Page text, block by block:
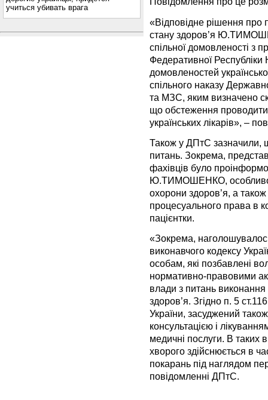
учиться убивать врага
«Відповідне рішення про
стану здоров’я
спільної домовленості з
Федеративної Республіки
домовленостей
спільного наказу
та МЗС, яким визначено
що обстеження
українських лікарів», –
Також у ДПтС зазначили,
питань. Зокрема,
фахівців було
Ю.ТИМОШЕНКО,
охорони здоров’я, а
процесуального права в
пацієнтки.
«Зокрема,
виконавчого кодексу
особам, які позбавлені
нормативно-правовими
влади з питань виконання
здоров’я. Згідно п. 5
України, засуджений
консультацією і
медичні послуги. В таких
хворого здійснюється в
покарань під наглядом
повідомленні ДПтС.